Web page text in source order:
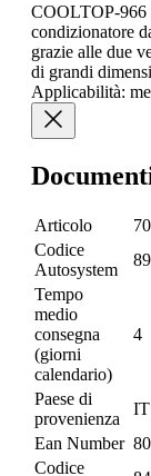
COOLTOP-
condizionatore
grazie alle due
di grandi
Applicabilità:
Articolo
Codice
Autosystem
Tempo
medio
consegna
(giorni
calendario)
4
Paese di
provenienza
Ean Number
Codice